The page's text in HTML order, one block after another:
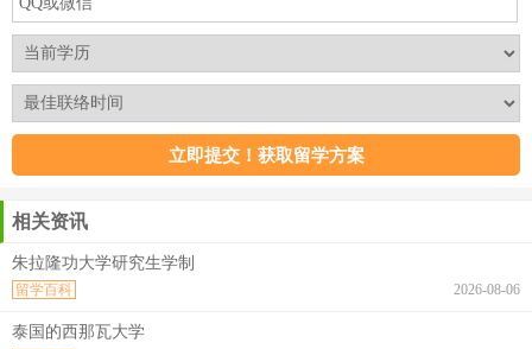
相关资讯
朱拉隆功大学研究生学制
2026-08-06
留学百科
泰国的西那瓦大学